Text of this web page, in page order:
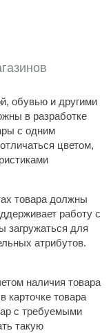
обувью и другими
в разработке
с одним
цветом,
товара должны
работу с
загружаться для
атрибутов.
наличия товара
карточке товара
с требуемыми
такую